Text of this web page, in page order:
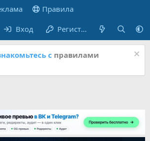
Правила
Вход Регистрация
с правилами